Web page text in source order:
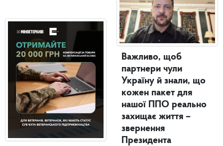
Важливо, щоб
партнери чули
Україну й знали, що
кожен пакет для
нашої ППО реально
захищає життя –
звернення
Президента